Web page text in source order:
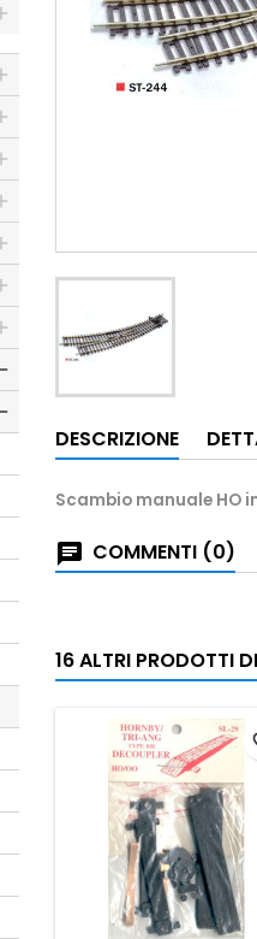
DESCRIZIONE
Scambio manuale HO
COMMENTI (0)
16 ALTRI PRODOTTI